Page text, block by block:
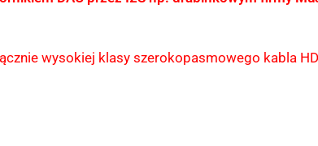
wysokiej klasy szerokopasmowego kabla